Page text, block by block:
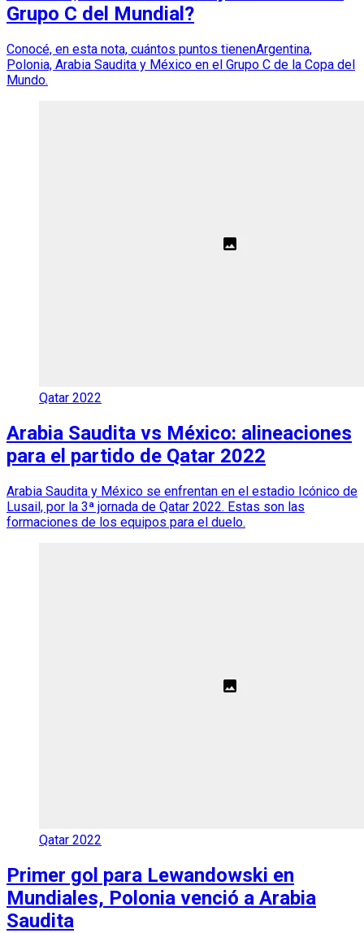
Grupo C del Mundial?
Conocé, en esta nota, cuántos puntos tienenArgentina,
Polonia, Arabia Saudita y México en el Grupo C de la Copa del
Mundo.
Qatar 2022
Arabia Saudita vs México: alineaciones
para el partido de Qatar 2022
Arabia Saudita y México se enfrentan en el estadio Icónico de
Lusail, por la 3ª jornada de Qatar 2022. Estas son las
formaciones de los equipos para el duelo.
Qatar 2022
Primer gol para Lewandowski en
Mundiales, Polonia venció a Arabia
Saudita